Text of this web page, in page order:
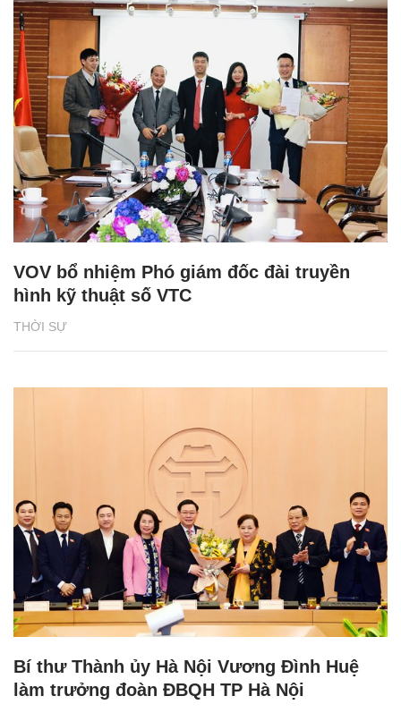
THỜI SỰ
VOV bổ nhiệm Phó giám đốc đài truyền
hình kỹ thuật số VTC
Bí thư Thành ủy Hà Nội Vương Đình Huệ
làm trưởng đoàn ĐBQH TP Hà Nội